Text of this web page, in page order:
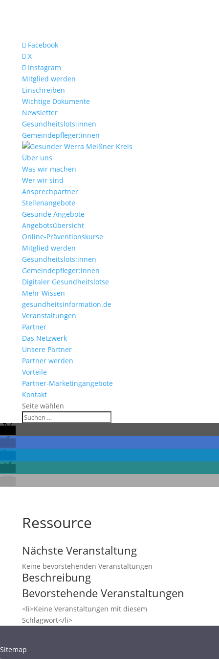
Facebook
X
Instagram
Mitglied werden
Einschreiben
Wichtige Dokumente
Newsletter
Gesundheitslots:innen
Gemeindepfleger:innen
Über uns
Was wir machen
Wer wir sind
Ansprechpartner
Stellenangebote
Gesunde Angebote
Angebotsübersicht
Online-Präventionskurse
Mitglied werden
Gesundheitslots:innen
Gemeindepfleger:innen
Digitaler Gesundheitslotse
Mehr Wissen
gesundheitsinformation.de
Veranstaltungen
Partner
Das Netzwerk
Unsere Partner
Partner werden
Vorteile
Partner-Marketingangebote
Kontakt
Seite wählen
Ressource
Nächste Veranstaltung
Keine bevorstehenden Veranstaltungen
Beschreibung
Bevorstehende Veranstaltungen
<li>Keine Veranstaltungen mit diesem
Schlagwort</li>
Sitemap